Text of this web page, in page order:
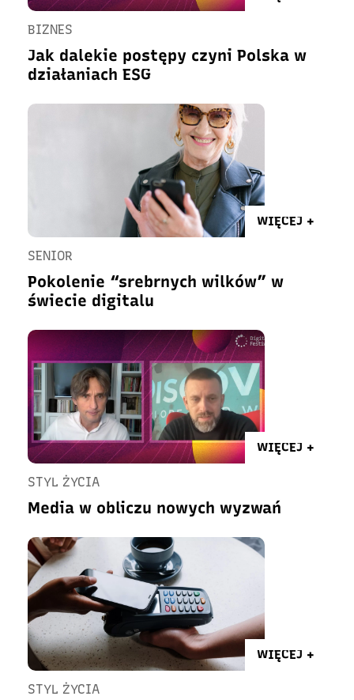
BIZNES
Jak dalekie postępy czyni Polska w
działaniach ESG
WIĘCEJ +
SENIOR
Pokolenie “srebrnych wilków” w
świecie digitalu
WIĘCEJ +
STYL ŻYCIA
Media w obliczu nowych wyzwań
WIĘCEJ +
STYL ŻYCIA